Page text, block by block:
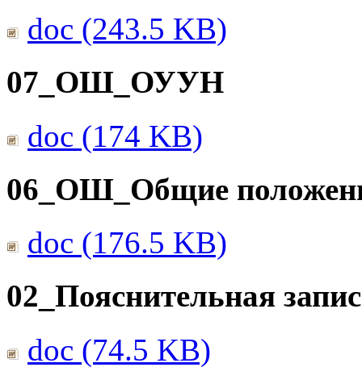
doc (243.5 KB)
07_ОШ_ОУУН
doc (174 KB)
06_ОШ_Общие
doc (176.5 KB)
02_Пояснительная
doc (74.5 KB)